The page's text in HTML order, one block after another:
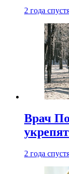
2 года
Врач
2 года